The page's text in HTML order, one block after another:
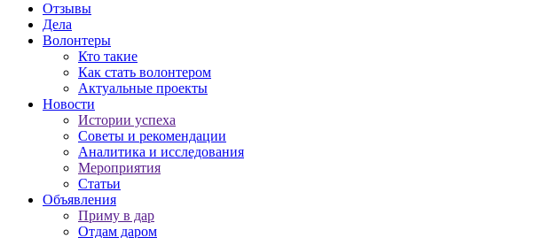
Отзывы
Дела
Волонтеры
Кто такие
Как стать волонтером
Актуальные проекты
Новости
Истории успеха
Советы и рекомендации
Аналитика и исследования
Мероприятия
Статьи
Объявления
Приму в дар
Отдам даром